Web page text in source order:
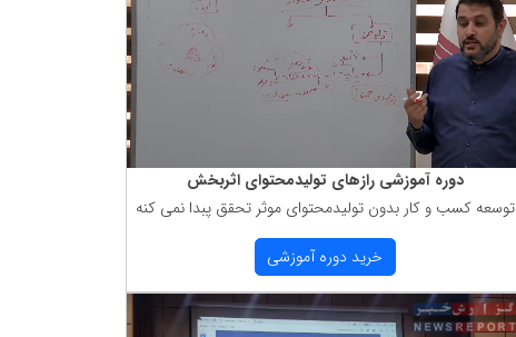
دوره آموزشی رازهای تولیدمحتوای اثربخش
توسعه كسب و كار بدون تولیدمحتوای موثر تحقق پبدا نمی كنه
خرید دوره آموزشی